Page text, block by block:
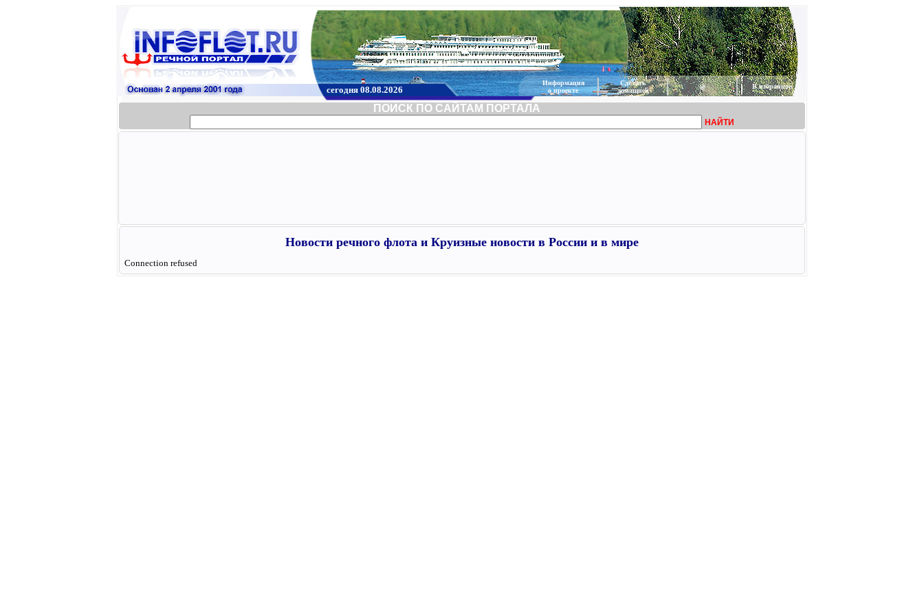
сегодня 08.08.2026
Информация
о проекте
Сделать
домашней
@ В избранное
ПОИСК ПО САЙТАМ ПОРТАЛА
НАЙТИ
Новости речного флота и Круизные новости в России и в мире
Connection refused